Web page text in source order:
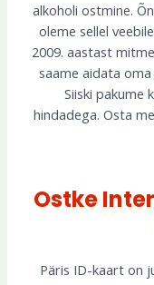
alkoholi ostmine.
oleme sellel
2009. aastast
saame aidata
Siiski pakume
hindadega. Osta
Ostke
Päris ID-kaart on